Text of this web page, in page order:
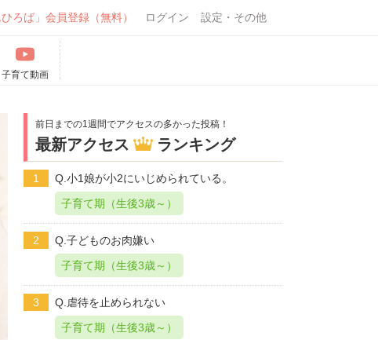
ひろば」会員登録（無料） ログイン 設定・その他
子育て動画
前日までの1週間でアクセスの多かった投稿！
最新アクセス ランキング
1
Q.小1娘が小2にいじめられている。
子育て期（生後3歳～）
2
Q.子どものお肉嫌い
子育て期（生後3歳～）
3
Q.虐待を止められない
子育て期（生後3歳～）